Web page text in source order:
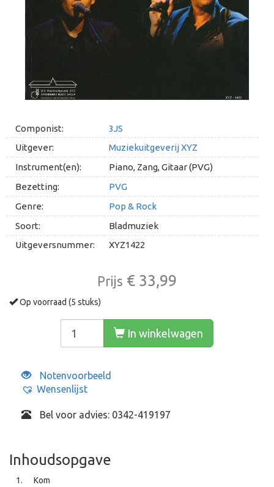
Componist:
3JS
Uitgever:
Muziekuitgeverij XYZ
Instrument(en):
Piano, Zang, Gitaar (PVG)
Bezetting:
PVG
Genre:
Pop & Rock
Soort:
Bladmuziek
Uitgeversnummer:
XYZ1422
Prijs € 33,99
Op voorraad (5 stuks)
In winkelwagen
Notenvoorbeeld
Wensenlijst
Bel voor advies: 0342-419197
Inhoudsopgave
Kom